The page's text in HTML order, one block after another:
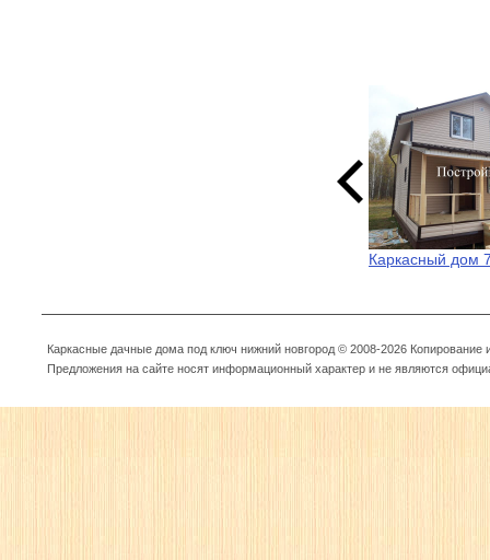
Каркасный дом
Каркасные дачные дома под ключ нижний новгород © 2008-2026
Предложения на сайте носят информационный характер и не являются